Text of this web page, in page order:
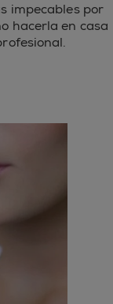
impecables por
hacerla en casa
por Pinterest
por Tumblr
por